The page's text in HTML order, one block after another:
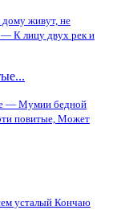
живут, не
— К лицу двух рек и
— Мумии бедной
повитые, Может
усталый Кончаю